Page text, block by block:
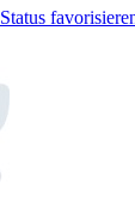
Status